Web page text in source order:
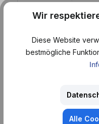
in 6 Tagen
Sprite Zero (0,33l)
Wir
Diese Website
bestmögliche
Alle